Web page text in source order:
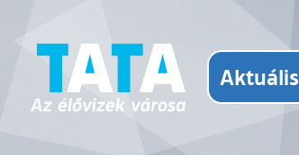
Aktuális